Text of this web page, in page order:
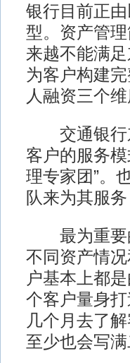
银行目前正
型。资产管
来越不能满
为客户构建
人融资三个
交通银行东
客户的服务
理专家团”。
队来为其服
最为重要的
不同资产情
户基本上都
个客户量身
几个月去了
至少也会写满